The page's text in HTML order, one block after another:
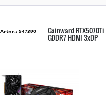
Gainward RTX5070Ti
GDDR7 HDMI 3xDP
Artnr.: 547390